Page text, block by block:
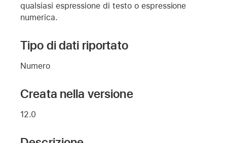
qualsiasi espressione di testo o espressione
numerica.
Tipo di dati riportato
Numero
Creata nella versione
12.0